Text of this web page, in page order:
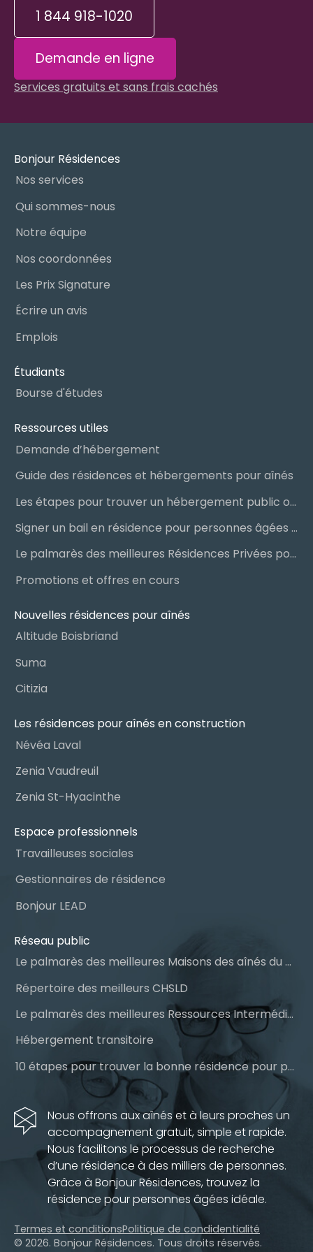
1 844 918-1020
Demande en ligne
Services gratuits et sans frais cachés
Bonjour Résidences
Nos services
Qui sommes-nous
Notre équipe
Nos coordonnées
Les Prix Signature
Écrire un avis
Emplois
Étudiants
Bourse d'études
Ressources utiles
Demande d’hébergement
Guide des résidences et hébergements pour aînés
Les étapes pour trouver un hébergement public ou privé
Signer un bail en résidence pour personnes âgées (RPA) : ce qu’il faut savoir
Le palmarès des meilleures Résidences Privées pour Aînés (RPA)
Promotions et offres en cours
Nouvelles résidences pour aînés
Altitude Boisbriand
Suma
Citizia
Les résidences pour aînés en construction
Névéa Laval
Zenia Vaudreuil
Zenia St-Hyacinthe
Espace professionnels
Travailleuses sociales
Gestionnaires de résidence
Bonjour LEAD
Réseau public
Le palmarès des meilleures Maisons des aînés du Québec
Répertoire des meilleurs CHSLD
Le palmarès des meilleures Ressources Intermédiaires (RI)
Hébergement transitoire
10 étapes pour trouver la bonne résidence pour personnes âgées
Nous offrons aux aînés et à leurs proches un
accompagnement gratuit, simple et rapide.
Nous facilitons le processus de recherche
d’une résidence à des milliers de personnes.
Grâce à Bonjour Résidences, trouvez la
résidence pour personnes âgées idéale.
Termes et conditionsPolitique de condidentialité
© 2026. Bonjour Résidences. Tous droits réservés.